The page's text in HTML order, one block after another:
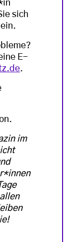
sich
E-
.
im